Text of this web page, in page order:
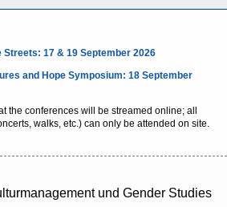
Streets: 17 & 19 September 2026
and Hope Symposium: 18 September
the conferences will be streamed online; all
walks, etc.) can only be attended on site.
und Gender Studies